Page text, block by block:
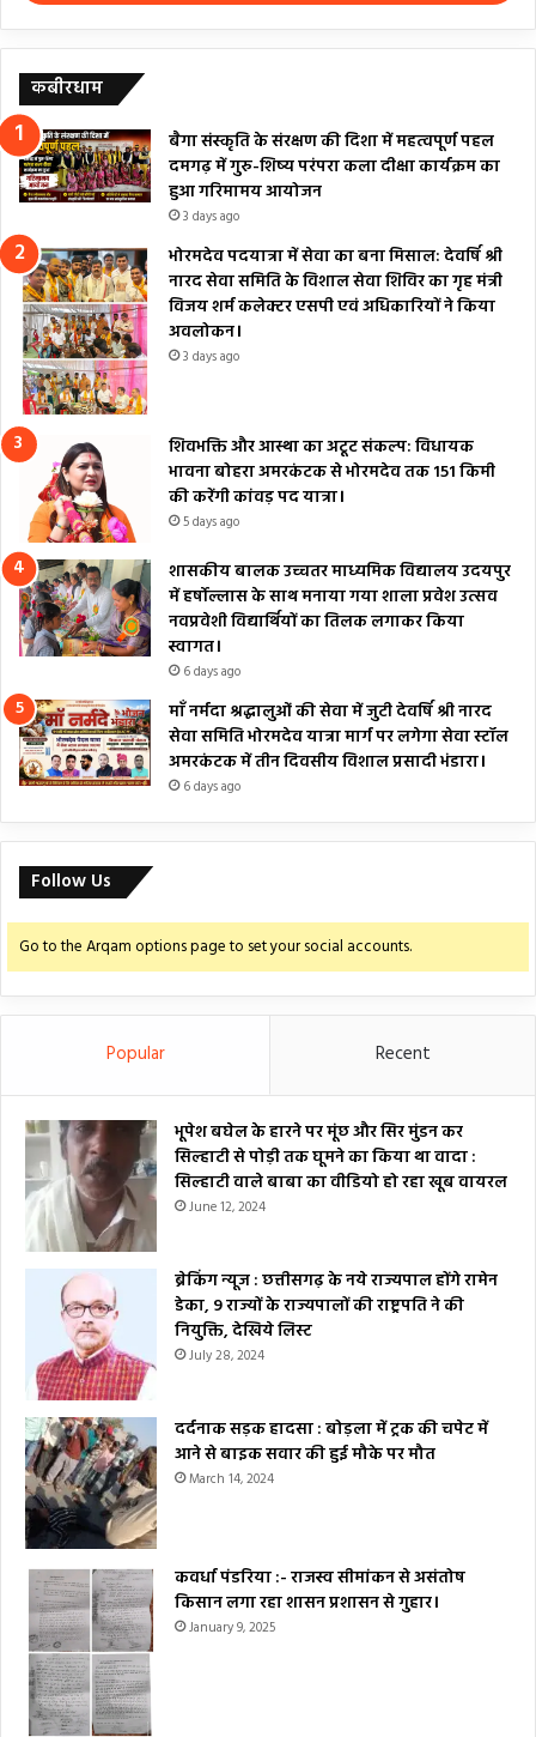
कबीरधाम
बैगा संस्कृति के संरक्षण की दिशा में महत्वपूर्ण पहल
दमगढ़ में गुरु-शिष्य परंपरा कला दीक्षा कार्यक्रम का
हुआ गरिमामय आयोजन
3 days ago
भोरमदेव पदयात्रा में सेवा का बना मिसाल: देवर्षि श्री
नारद सेवा समिति के विशाल सेवा शिविर का गृह मंत्री
विजय शर्म कलेक्टर एसपी एवं अधिकारियों ने किया
अवलोकन।
3 days ago
शिवभक्ति और आस्था का अटूट संकल्प: विधायक
भावना बोहरा अमरकंटक से भोरमदेव तक 151 किमी
की करेंगी कांवड़ पद यात्रा।
5 days ago
शासकीय बालक उच्चतर माध्यमिक विद्यालय उदयपुर
में हर्षोल्लास के साथ मनाया गया शाला प्रवेश उत्सव
नवप्रवेशी विद्यार्थियों का तिलक लगाकर किया
स्वागत।
6 days ago
माँ नर्मदा श्रद्धालुओं की सेवा में जुटी देवर्षि श्री नारद
सेवा समिति भोरमदेव यात्रा मार्ग पर लगेगा सेवा स्टॉल
अमरकंटक में तीन दिवसीय विशाल प्रसादी भंडारा।
6 days ago
Follow Us
Go to the Arqam options page to set your social accounts.
Popular Recent
भूपेश बघेल के हारने पर मूंछ और सिर मुंडन कर
सिल्हाटी से पोड़ी तक घूमने का किया था वादा :
सिल्हाटी वाले बाबा का वीडियो हो रहा खूब वायरल
June 12, 2024
ब्रेकिंग न्यूज : छत्तीसगढ़ के नये राज्यपाल होंगे रामेन
डेका, 9 राज्यों के राज्यपालों की राष्ट्रपति ने की
नियुक्ति, देखिये लिस्ट
July 28, 2024
दर्दनाक सड़क हादसा : बोड़ला में ट्रक की चपेट में
आने से बाइक सवार की हुई मौके पर मौत
March 14, 2024
कवर्धा पंडरिया :- राजस्व सीमांकन से असंतोष
किसान लगा रहा शासन प्रशासन से गुहार।
January 9, 2025